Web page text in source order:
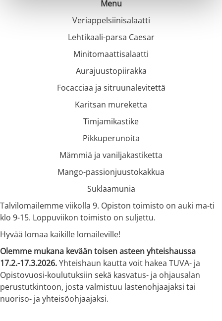
Menu
Veriappelsiinisalaatti
Lehtikaali-parsa Caesar
Minitomaattisalaatti
Aurajuustopiirakka
Focacciaa ja sitruunalevitettä
Karitsan mureketta
Timjamikastike
Pikkuperunoita
Mämmiä ja vaniljakastiketta
Mango-passionjuustokakkua
Suklaamunia
Talvilomailemme viikolla 9. Opiston toimisto on auki ma-ti
klo 9-15. Loppuviikon toimisto on suljettu.
Hyvää lomaa kaikille lomaileville!
Olemme mukana kevään toisen asteen yhteishaussa
17.2.-17.3.2026.Yhteishaun kautta voit hakea TUVA- ja
Opistovuosi-koulutuksiin sekä kasvatus- ja ohjausalan
perustutkintoon, josta valmistuu lastenohjaajaksi tai
nuoriso- ja yhteisöohjaajaksi.